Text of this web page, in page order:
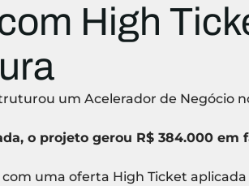
High
um Acelerador de Negócio
o projeto gerou R$ 384.000 em
uma oferta High Ticket aplicada